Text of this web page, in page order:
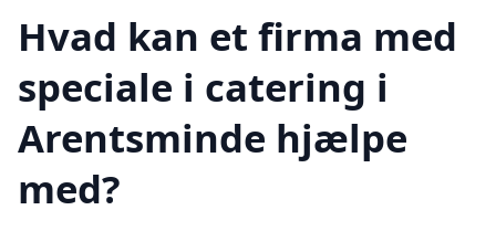
Hvad kan et firma med
speciale i catering i
Arentsminde hjælpe
med?